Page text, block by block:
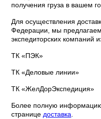
получения груза в вашем
Для осуществления
Федерации, мы предлагаем
экспедиторских компаний
ТК «ПЭК»
ТК «Деловые линии»
ТК «ЖелДорЭкспедиция»
Более полную
странице доставка